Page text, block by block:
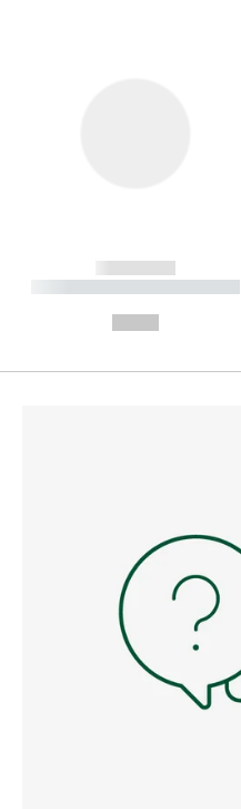
------------
----------- ----------- --------